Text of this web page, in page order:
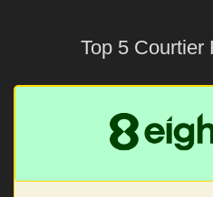
Top 5 Courtier